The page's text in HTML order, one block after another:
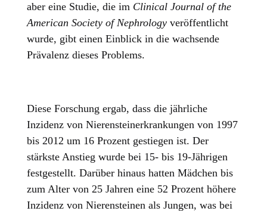
aber eine Studie, die im Clinical Journal of the
American Society of Nephrologyveröffentlicht
wurde, gibt einen Einblick in die wachsende
Prävalenz dieses Problems.
Diese Forschung ergab, dass die jährliche
Inzidenz von Nierensteinerkrankungen von 1997
bis 2012 um 16 Prozent gestiegen ist. Der
stärkste Anstieg wurde bei 15- bis 19-Jährigen
festgestellt. Darüber hinaus hatten Mädchen bis
zum Alter von 25 Jahren eine 52 Prozent höhere
Inzidenz von Nierensteinen als Jungen, was bei